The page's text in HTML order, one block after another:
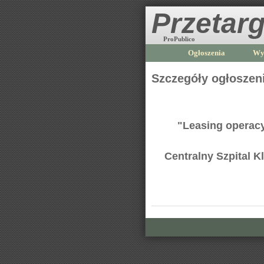
ProPublico
Ogłoszenia
Szczegóły
"Leasing
Centralny Szpital